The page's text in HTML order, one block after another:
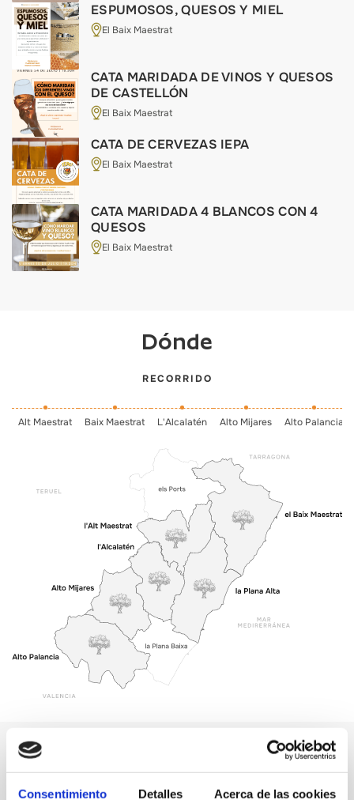
Consentimiento Detalles Acerca de las cookies
ESPUMOSOS, QUESOS Y MIEL
El Baix Maestrat
CATA MARIDADA DE VINOS Y QUESOS
DE CASTELLÓN
El Baix Maestrat
CATA DE CERVEZAS IEPA
El Baix Maestrat
CATA MARIDADA 4 BLANCOS CON 4
QUESOS
El Baix Maestrat
Dónde
RECORRIDO
Alt Maestrat Baix Maestrat L'Alcalatén Alto Mijares Alto Palancia
Los mejores anfitriones